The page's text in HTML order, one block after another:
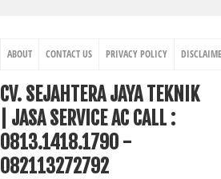
ABOUT CONTACT US PRIVACY POLICY
CV. SEJAHTERA JAYA TEKNIK
| JASA SERVICE AC CALL :
0813.1418.1790 -
082113272792